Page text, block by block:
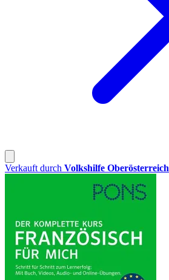
Verkauft durch Volkshilfe Oberösterreich